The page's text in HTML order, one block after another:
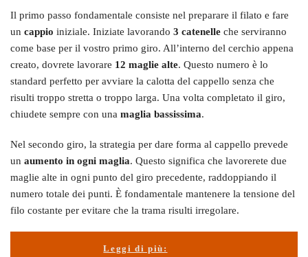
Il primo passo fondamentale consiste nel preparare il filato e fare
un cappio iniziale. Iniziate lavorando 3 catenelle che serviranno
come base per il vostro primo giro. All’interno del cerchio appena
creato, dovrete lavorare 12 maglie alte. Questo numero è lo
standard perfetto per avviare la calotta del cappello senza che
risulti troppo stretta o troppo larga. Una volta completato il giro,
chiudete sempre con una maglia bassissima.
Nel secondo giro, la strategia per dare forma al cappello prevede
un aumento in ogni maglia. Questo significa che lavorerete due
maglie alte in ogni punto del giro precedente, raddoppiando il
numero totale dei punti. È fondamentale mantenere la tensione del
filo costante per evitare che la trama risulti irregolare.
Leggi di più: